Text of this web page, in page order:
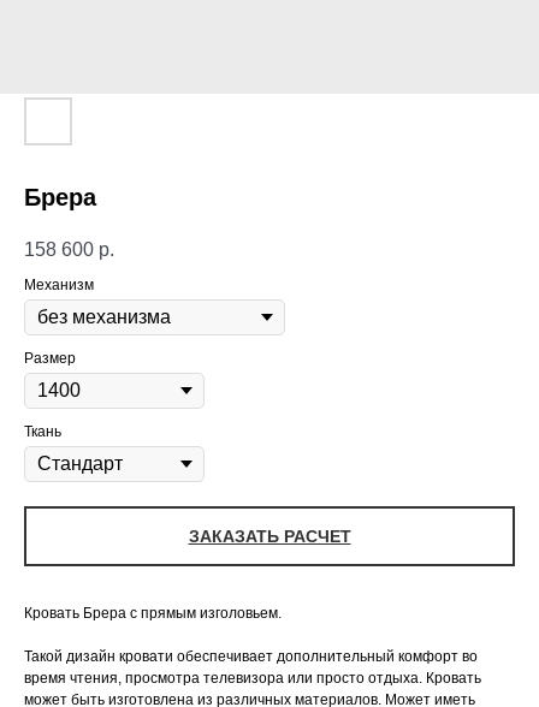
Брера
158 600 р.
Механизм
Размер
Ткань
ЗАКАЗАТЬ РАСЧЕТ
Кровать Брера с прямым изголовьем.
Такой дизайн кровати обеспечивает дополнительный комфорт во
время чтения, просмотра телевизора или просто отдыха. Кровать
может быть изготовлена из различных материалов. Может иметь